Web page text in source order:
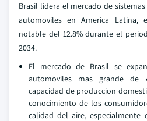
Brasil lidera el mercado de
automoviles en America Latina,
notable del 12.8% durante el
2034.
El mercado de Brasil se
automoviles mas grande de
capacidad de produccion
conocimiento de los
calidad del aire, especialmente